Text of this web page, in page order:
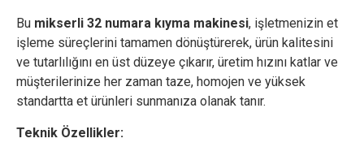
Bu mikserli 32 numara kıyma makinesi, işletmenizin et
işleme süreçlerini tamamen dönüştürerek, ürün kalitesini
ve tutarlılığını en üst düzeye çıkarır, üretim hızını katlar ve
müşterilerinize her zaman taze, homojen ve yüksek
standartta et ürünleri sunmanıza olanak tanır.
Teknik Özellikler: